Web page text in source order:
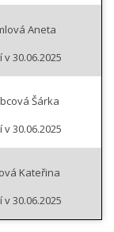
Aneta
v 30.06.2025
Šárka
v 30.06.2025
Kateřina
v 30.06.2025